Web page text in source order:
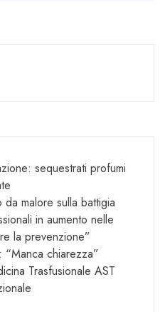
sequestrati profumi
malore sulla battigia
in aumento nelle
la prevenzione”
“Manca chiarezza”
Trasfusionale AST